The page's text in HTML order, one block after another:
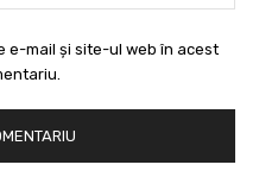
e-mail și site-ul web în acest